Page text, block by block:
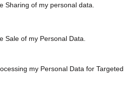
Sharing of my personal data.
Sale of my Personal Data.
my Personal Data for Targeted